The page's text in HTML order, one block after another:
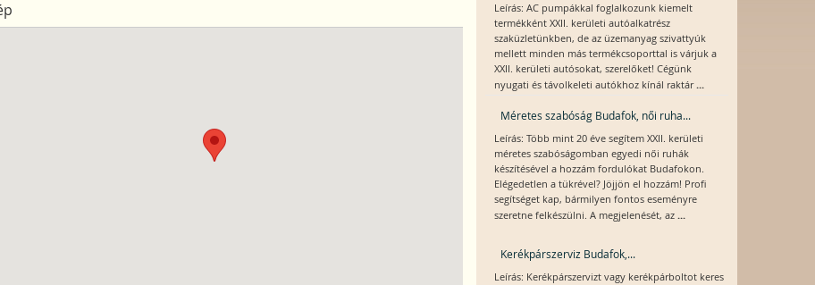
Leírás: AC pumpákkal foglalkozunk kiemelt
termékként XXII. kerületi autóalkatrész
szaküzletünkben, de az üzemanyag szivattyúk
mellett minden más termékcsoporttal is várjuk a
XXII. kerületi autósokat, szerelőket! Cégünk
nyugati és távolkeleti autókhoz kínál raktár...
Méretes szabóság Budafok, női ruha...
Leírás: Több mint 20 éve segítem XXII. kerületi
méretes szabóságomban egyedi női ruhák
készítésével a hozzám fordulókat Budafokon.
Elégedetlen a tükrével? Jöjjön el hozzám! Profi
segítséget kap, bármilyen fontos eseményre
szeretne felkészülni. A megjelenését, az ...
Kerékpárszerviz Budafok,...
Leírás: Kerékpárszervizt vagy kerékpárboltot keres